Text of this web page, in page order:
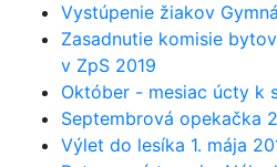
Vystúpenie žiakov
Zasadnutie komisie
v ZpS 2019
Október - mesiac úcty k
Septembrová opekačka
Výlet do lesíka 1. mája